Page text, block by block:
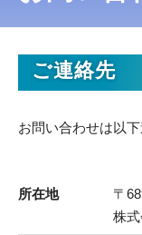
ご連絡先
お問い合わせは以
所在地
〒
株